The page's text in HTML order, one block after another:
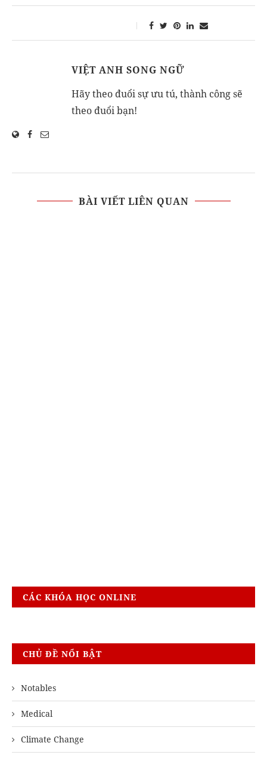
VIỆT ANH SONG NGỮ
Hãy theo đuổi sự ưu tú, thành công sẽ
theo đuổi bạn!
BÀI VIẾT LIÊN QUAN
CÁC KHÓA HỌC ONLINE
CHỦ ĐỀ NỔI BẬT
Notables
Medical
Climate Change